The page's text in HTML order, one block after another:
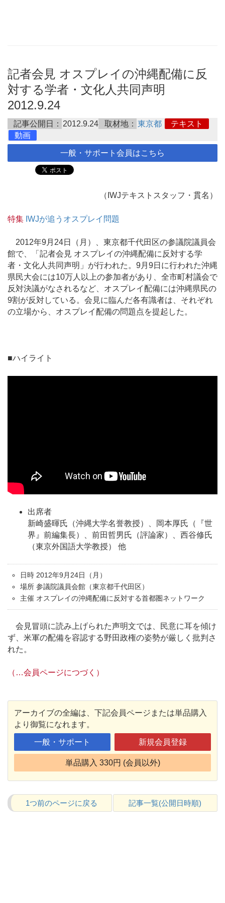
記者会見 オスプレイの沖縄配備に反
対する学者・文化人共同声明
2012.9.24
記事公開日： 2012.9.24 取材地： 東京都
テキスト
動画
一般・サポート会員はこちら
（IWJテキストスタッフ・貫名）
特集 IWJが追うオスプレイ問題
2012年9月24日（月）、東京都千代田区の参議院議員会
館で、「記者会見 オスプレイの沖縄配備に反対する学
者・文化人共同声明」が行われた。9月9日に行われた沖縄
県民大会には10万人以上の参加者があり、全市町村議会で
反対決議がなされるなど、オスプレイ配備には沖縄県民の
9割が反対している。会見に臨んだ各有識者は、それぞれ
の立場から、オスプレイ配備の問題点を提起した。
■ハイライト
出席者
新崎盛暉氏（沖縄大学名誉教授）、岡本厚氏（『世
界』前編集長）、前田哲男氏（評論家）、西谷修氏
（東京外国語大学教授） 他
日時 2012年9月24日（月）
場所 参議院議員会館（東京都千代田区）
主催 オスプレイの沖縄配備に反対する首都圏ネットワーク
会見冒頭に読み上げられた声明文では、民意に耳を傾け
ず、米軍の配備を容認する野田政権の姿勢が厳しく批判さ
れた。
（…会員ページにつづく）
アーカイブの全編は、下記会員ページまたは単品購入
より御覧になれます。
一般・サポート 新規会員登録
単品購入 330円 (会員以外)
1つ前のページに戻る 記事一覧(公開日時順)